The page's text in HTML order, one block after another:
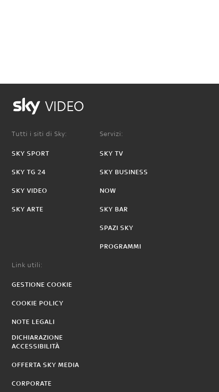
VIDEO
Tutti i siti di Sky:
SKY SPORT
SKY TG 24
SKY VIDEO
SKY ARTE
Servizi:
SKY TV
SKY BUSINESS
NOW
SKY BAR
SPAZI SKY
PROGRAMMI
Link utili:
GESTIONE COOKIE
COOKIE POLICY
NOTE LEGALI
DICHIARAZIONE
ACCESSIBILITÀ
OFFERTA SKY MEDIA
CORPORATE